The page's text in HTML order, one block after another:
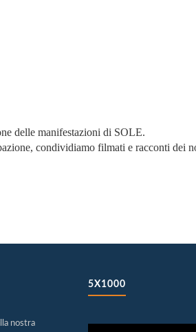
delle manifestazioni di SOLE.
condividiamo filmati e racconti dei
nostra
5X1000